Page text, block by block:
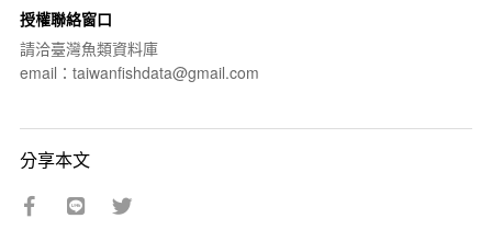
授權聯絡窗口
請洽臺灣魚類資料庫
email：taiwanfishdata@gmail.com
分享本文